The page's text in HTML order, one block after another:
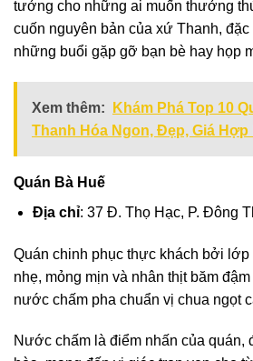
tưởng cho những ai muốn thưởng
cuốn nguyên bản của xứ Thanh,
những buổi gặp gỡ bạn bè hay họp
Xem thêm:
Khám Phá Top 10
Thanh Hóa Ngon, Đẹp, Giá Hợp
Quán Bà Huế
Địa chỉ: 37 Đ. Thọ Hạc, P. Đông
Quán chinh phục thực khách bởi lớp
nhẹ, mỏng mịn và nhân thịt băm
nước chấm pha chuẩn vị chua ngọt
Nước chấm là điểm nhấn của quán,